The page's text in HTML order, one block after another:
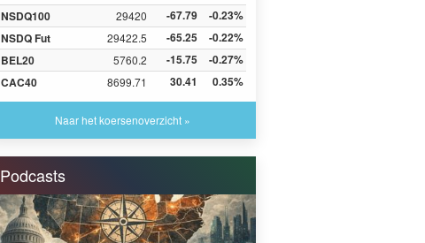
NSDQ100
29420 -67.79
-0.23%
NSDQ Fut
29422.5 -65.25
-0.22%
BEL20
5760.2 -15.75
-0.27%
CAC40
8699.71 30.41 0.35%
Naar het koersenoverzicht »
Podcasts